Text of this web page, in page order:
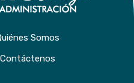
Somos
Contáctenos